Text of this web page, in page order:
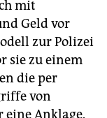
mit
Geld vor
zur Polizei
sie zu einem
die per
von
eine Anklage.